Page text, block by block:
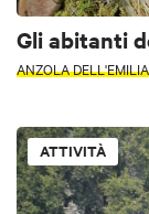
Gli abitanti
ANZOLA DELL'EMILIA
ATTIVITÀ